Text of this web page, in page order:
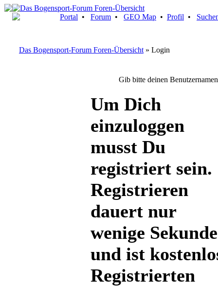
Portal • Forum • GEO Map • Profil •
Das Bogensport-Forum Foren-Übersicht » Login
Gib bitte deinen
Um Dich
einzuloggen
musst Du
registriert sein.
Registrieren
dauert nur
wenige
und ist
Registrierten